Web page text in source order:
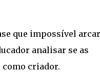
que impossível arcar
analisar se as
como criador.